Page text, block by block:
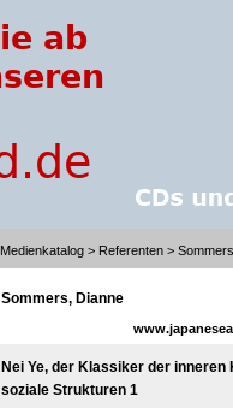
Medienkatalog > Referenten >
Sommers, Dianne
Nei Ye, der Klassiker der
soziale Strukturen 1